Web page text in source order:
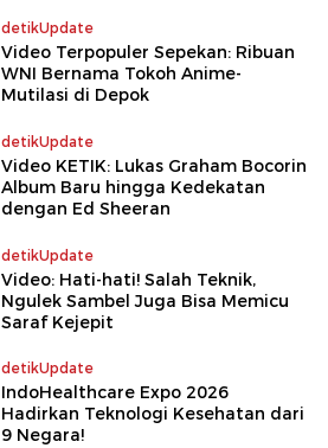
detikUpdate
Video Terpopuler Sepekan: Ribuan
WNI Bernama Tokoh Anime-
Mutilasi di Depok
detikUpdate
Video KETIK: Lukas Graham Bocorin
Album Baru hingga Kedekatan
dengan Ed Sheeran
detikUpdate
Video: Hati-hati! Salah Teknik,
Ngulek Sambel Juga Bisa Memicu
Saraf Kejepit
detikUpdate
IndoHealthcare Expo 2026
Hadirkan Teknologi Kesehatan dari
9 Negara!